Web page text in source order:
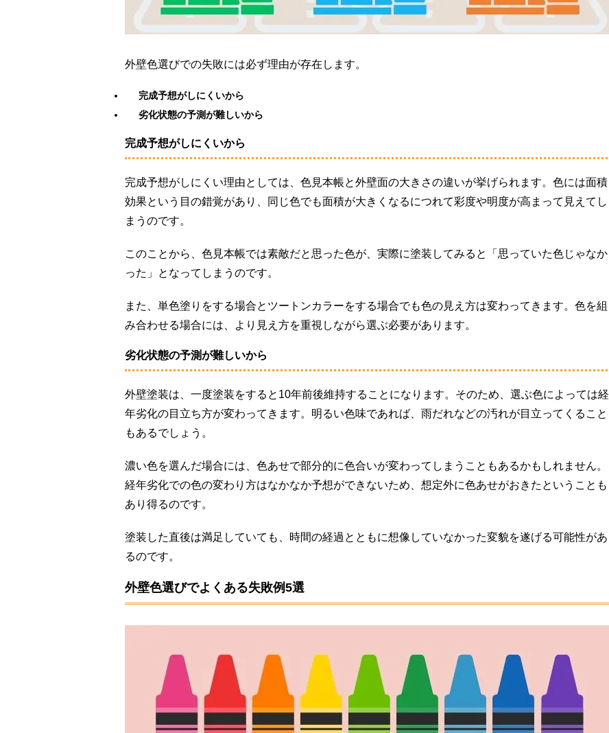
外壁色選びでの失敗には必ず理由が存在します。
完成予想がしにくいから
劣化状態の予測が難しいから
完成予想がしにくいから
完成予想がしにくい理由としては、色見本帳と外壁面の大きさの違いが挙げられます。色には面積
効果という目の錯覚があり、同じ色でも面積が大きくなるにつれて彩度や明度が高まって見えてし
まうのです。
このことから、色見本帳では素敵だと思った色が、実際に塗装してみると「思っていた色じゃなか
った」となってしまうのです。
また、単色塗りをする場合とツートンカラーをする場合でも色の見え方は変わってきます。色を組
み合わせる場合には、より見え方を重視しながら選ぶ必要があります。
劣化状態の予測が難しいから
外壁塗装は、一度塗装をすると10年前後維持することになります。そのため、選ぶ色によっては経
年劣化の目立ち方が変わってきます。明るい色味であれば、雨だれなどの汚れが目立ってくること
もあるでしょう。
濃い色を選んだ場合には、色あせで部分的に色合いが変わってしまうこともあるかもしれません。
経年劣化での色の変わり方はなかなか予想ができないため、想定外に色あせがおきたということも
あり得るのです。
塗装した直後は満足していても、時間の経過とともに想像していなかった変貌を遂げる可能性があ
るのです。
外壁色選びでよくある失敗例5選